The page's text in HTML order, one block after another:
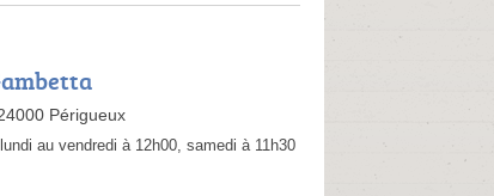
Périgueux
lundi au vendredi à 12h00, samedi à 11h30